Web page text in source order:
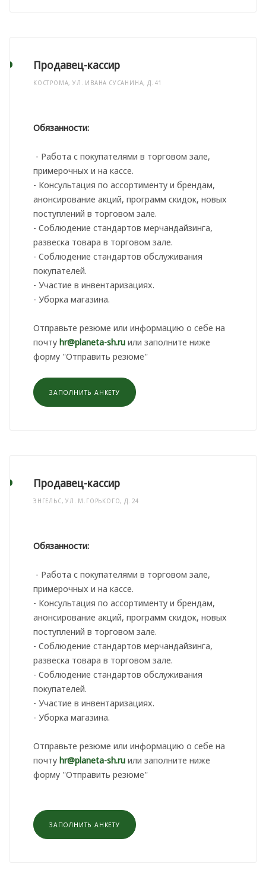
Продавец-кассир
КОСТРОМА, УЛ. ИВАНА СУСАНИНА, Д. 41
Обязанности:
- Работа с покупателями в торговом зале,
примерочных и на кассе.
- Консультация по ассортименту и брендам,
анонсирование акций, программ скидок, новых
поступлений в торговом зале.
- Соблюдение стандартов мерчандайзинга,
развеска товара в торговом зале.
- Соблюдение стандартов обслуживания
покупателей.
- Участие в инвентаризациях.
- Уборка магазина.
Отправьте резюме или информацию о себе на
почту hr@planeta-sh.ru или заполните ниже
форму "Отправить резюме"
ЗАПОЛНИТЬ АНКЕТУ
Продавец-кассир
ЭНГЕЛЬС, УЛ. М.ГОРЬКОГО, Д. 24
Обязанности:
- Работа с покупателями в торговом зале,
примерочных и на кассе.
- Консультация по ассортименту и брендам,
анонсирование акций, программ скидок, новых
поступлений в торговом зале.
- Соблюдение стандартов мерчандайзинга,
развеска товара в торговом зале.
- Соблюдение стандартов обслуживания
покупателей.
- Участие в инвентаризациях.
- Уборка магазина.
Отправьте резюме или информацию о себе на
почту hr@planeta-sh.ru или заполните ниже
форму "Отправить резюме"
ЗАПОЛНИТЬ АНКЕТУ